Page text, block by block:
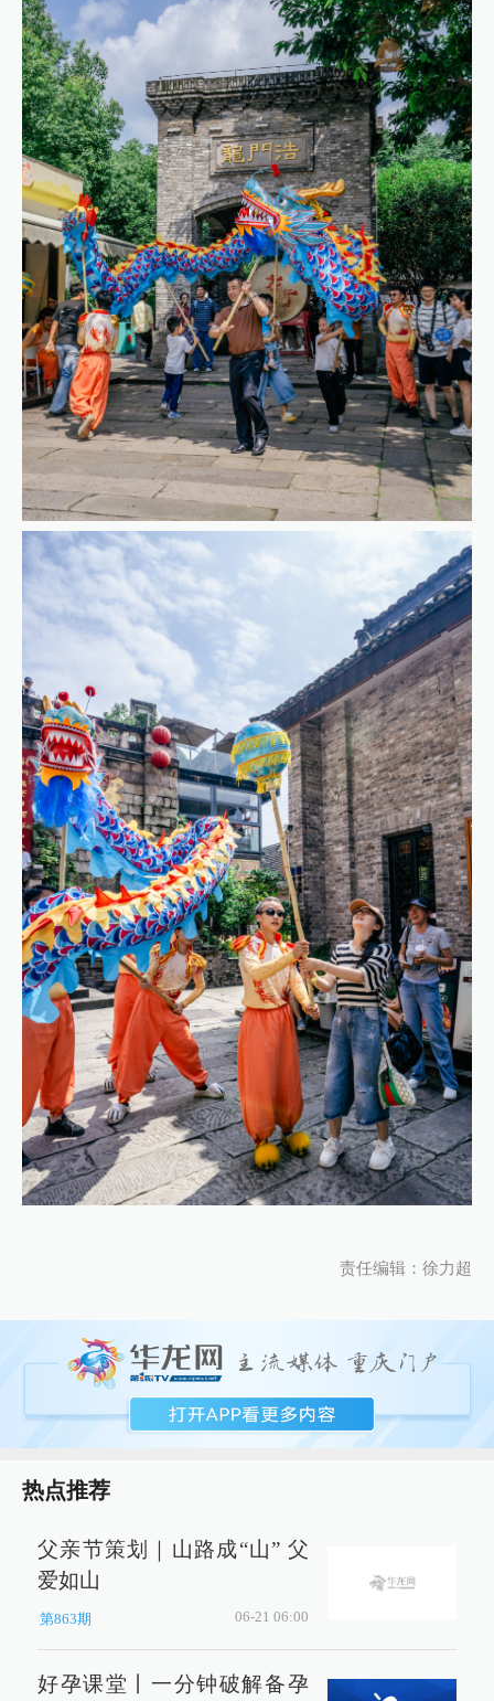
责任编辑：徐力超
热点推荐
父亲节策划｜山路成“山” 父
爱如山
第863期 06-21 06:00
好孕课堂丨一分钟破解备孕